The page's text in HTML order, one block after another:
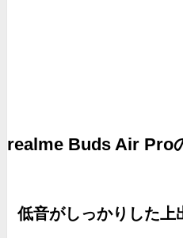
realme Buds Air Pro
低音がしっかりした上